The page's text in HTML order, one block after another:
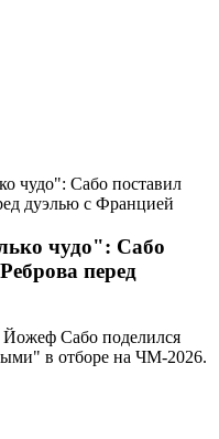
чудо": Сабо поставил
дуэлью с Францией
чудо": Сабо
перед
Сабо поделился
в отборе на ЧМ-2026.